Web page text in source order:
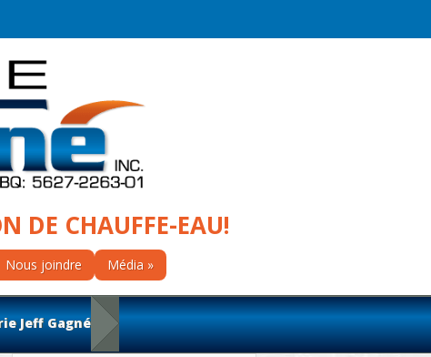
DE CHAUFFE-EAU!
Nous joindre Média
Jeff Gagné